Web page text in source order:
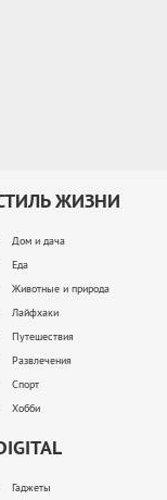
ЖИЗНИ
Дом и дача
Еда
Животные и природа
Лайфхаки
Путешествия
Развлечения
Спорт
Хобби
Гаджеты